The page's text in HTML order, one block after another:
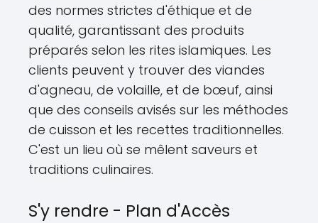
des normes strictes d'éthique et de
qualité, garantissant des produits
préparés selon les rites islamiques. Les
clients peuvent y trouver des viandes
d'agneau, de volaille, et de bœuf, ainsi
que des conseils avisés sur les méthodes
de cuisson et les recettes traditionnelles.
C'est un lieu où se mêlent saveurs et
traditions culinaires.
S'y rendre - Plan d'Accès